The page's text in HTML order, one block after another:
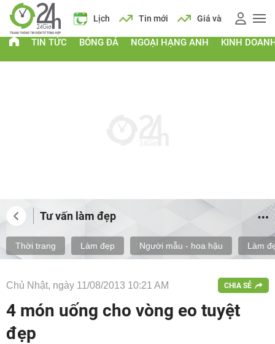
Giá xăng Lịch Tin mới Giá vàng Giá xăng
TIN TỨC BÓNG ĐÁ NGOẠI HẠNG ANH KINH
Tư vấn làm đẹp
Thời trang Làm đẹp Người mẫu - hoa hậu Làm
Chủ Nhật, ngày 11/08/2013 10:21 AM CHIA SẺ
4 món uống cho vòng eo tuyệt
đẹp